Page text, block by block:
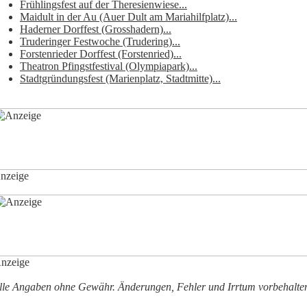
Frühlingsfest auf der Theresienwiese...
Maidult in der Au (Auer Dult am Mariahilfplatz)...
Haderner Dorffest (Grosshadern)...
Truderinger Festwoche (Trudering)...
Forstenrieder Dorffest (Forstenried)...
Theatron Pfingstfestival (Olympiapark)...
Stadtgründungsfest (Marienplatz, Stadtmitte)...
Angaben ohne Gewähr. Änderungen, Fehler und Irrtum